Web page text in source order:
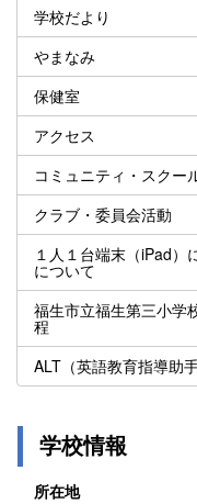
学校だより
やまなみ
保健室
アクセス
コミュニティ・スクー
クラブ・委員会活動
１人１台端末（iPad）
について
福生市立福生第三小学
程
ALT（英語教育指導助
学校情報
所在地